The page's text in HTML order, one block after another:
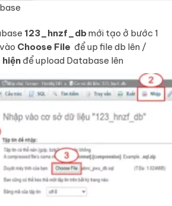
123_hnzf_dbmới tạo ở bước 1
Choose File để up file db lên /
để upload Database lên